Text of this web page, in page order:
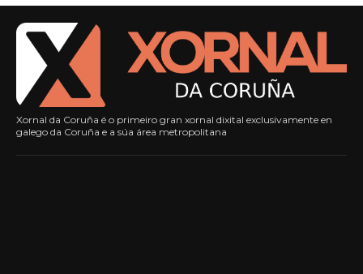
Xornal da Coruña é o primeiro gran xornal dixital exclusivamente en
galego da Coruña e a súa área metropolitana